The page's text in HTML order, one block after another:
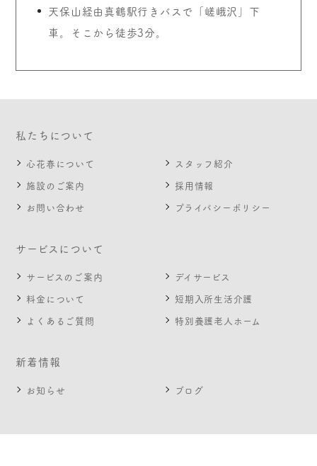
天保山経由真鶴駅行きバスで「嵯峨沢」下
車。そこから徒歩3分。
私たちについて
心花春について
スタッフ紹介
施設のご案内
採用情報
お問い合わせ
プライバシーポリシー
サービスについて
サービスのご案内
デイサービス
料金について
短期入所生活介護
よくあるご質問
特別養護老人ホーム
新着情報
お知らせ ブログ